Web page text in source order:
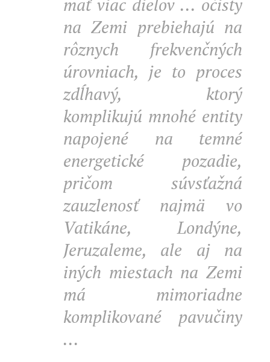
mať viac dielov ... očisty
na Zemi prebiehajú na
rôznych frekvenčných
úrovniach, je to proces
zdĺhavý, ktorý
komplikujú mnohé entity
napojené na temné
energetické pozadie,
pričom súvsťažná
zauzlenosť najmä vo
Vatikáne, Londýne,
Jeruzaleme, ale aj na
iných miestach na Zemi
má mimoriadne
komplikované pavučiny
...